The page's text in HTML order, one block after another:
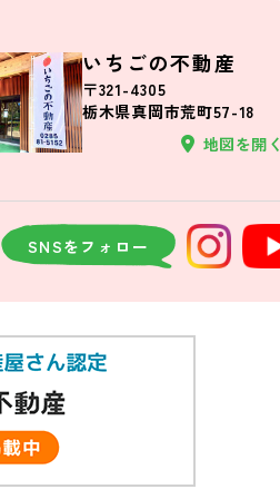
いちごの不動産
〒321-4305
栃木県真岡市荒町57-18
地図を開く
SNSをフォロー